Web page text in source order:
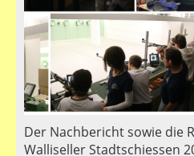
Der Nachbericht sowie die
Walliseller Stadtschiessen